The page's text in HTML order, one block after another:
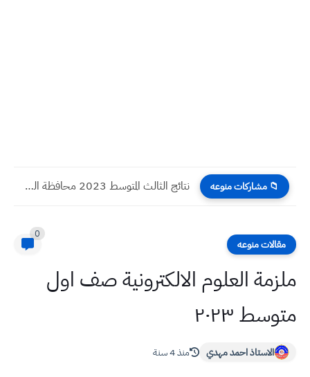
📁 مشاركات منوعه نتائج الثالث المتوسط 2023 محافظة السليمانية الدور الثاني
مقالات منوعه
0
ملزمة العلوم الالكترونية صف اول
متوسط ٢٠٢٣
الاستاذ احمد مهدي منذ 4 سنة